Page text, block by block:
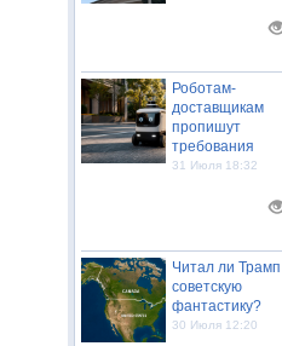
Роботам-
доставщикам
пропишут
требования
31 Июля 18:32
Читал ли Трамп
советскую
фантастику?
30 Июля 12:20